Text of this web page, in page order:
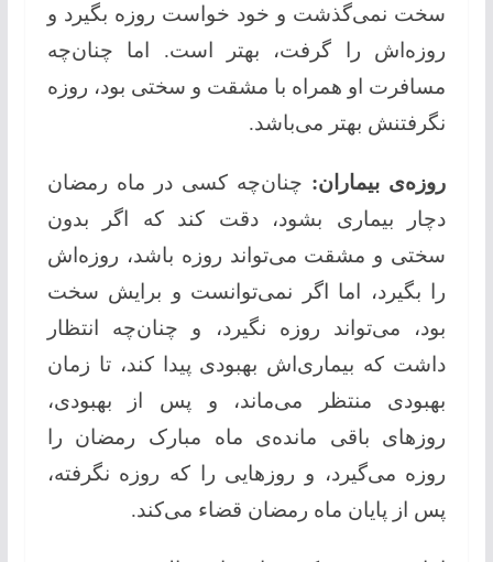
سخت نمی‌گذشت و خود خواست روزه بگیرد و
روزه‌اش را گرفت، بهتر است. اما چنان‌چه
مسافرت او همراه با مشقت و سختی بود، روزه
نگرفتنش بهتر می‌باشد.
روزه‌ی بیماران: چنان‌چه کسی در ماه رمضان
دچار بیماری بشود، دقت کند که اگر بدون
سختی و مشقت می‌تواند روزه باشد، روزه‌اش
را بگیرد، اما اگر نمی‌توانست و برایش سخت
بود، می‌تواند روزه نگیرد، و چنان‌چه انتظار
داشت که بیماری‌اش بهبودی پیدا کند، تا زمان
بهبودی منتظر می‌ماند، و پس از بهبودی،
روزهای باقی مانده‌ی ماه مبارک رمضان را
روزه می‌گیرد، و روزهایی را که روزه نگرفته،
پس از پایان ماه رمضان قضاء می‌کند.